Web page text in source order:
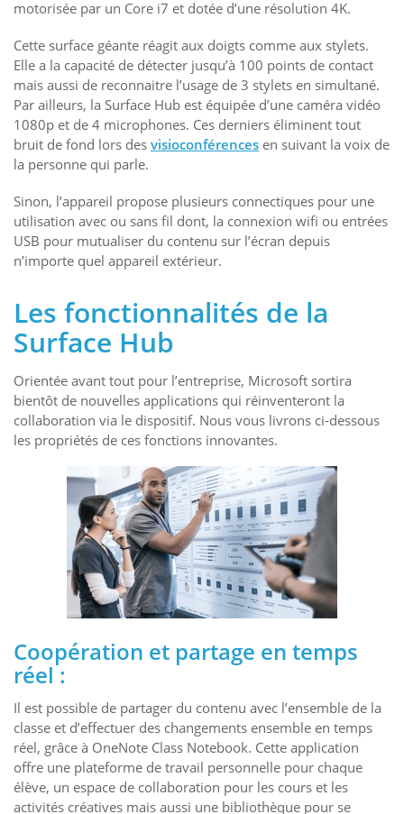
motorisée par un Core i7 et dotée d’une résolution 4K.
Cette surface géante réagit aux doigts comme aux stylets.
Elle a la capacité de détecter jusqu’à 100 points de contact
mais aussi de reconnaitre l’usage de 3 stylets en simultané.
Par ailleurs, la Surface Hub est équipée d’une caméra vidéo
1080p et de 4 microphones. Ces derniers éliminent tout
bruit de fond lors des visioconférences en suivant la voix de
la personne qui parle.
Sinon, l’appareil propose plusieurs connectiques pour une
utilisation avec ou sans fil dont, la connexion wifi ou entrées
USB pour mutualiser du contenu sur l’écran depuis
n’importe quel appareil extérieur.
Les fonctionnalités de la
Surface Hub
Orientée avant tout pour l’entreprise, Microsoft sortira
bientôt de nouvelles applications qui réinventeront la
collaboration via le dispositif. Nous vous livrons ci-dessous
les propriétés de ces fonctions innovantes.
Coopération et partage en temps
réel :
Il est possible de partager du contenu avec l’ensemble de la
classe et d’effectuer des changements ensemble en temps
réel, grâce à OneNote Class Notebook. Cette application
offre une plateforme de travail personnelle pour chaque
élève, un espace de collaboration pour les cours et les
activités créatives mais aussi une bibliothèque pour se